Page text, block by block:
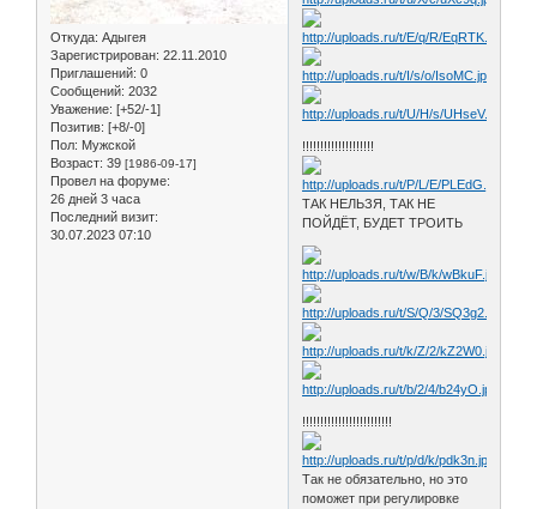
Откуда: Адыгея
Зарегистрирован: 22.11.2010
Приглашений: 0
Сообщений: 2032
Уважение: [+52/-1]
Позитив: [+8/-0]
Пол: Мужской
Возраст: 39 [1986-09-17]
Провел на форуме:
26 дней 3 часа
Последний визит:
30.07.2023 07:10
!!!!!!!!!!!!!!!!!!!!
ТАК НЕЛЬЗЯ, ТАК НЕ
ПОЙДЁТ, БУДЕТ ТРОИТЬ
!!!!!!!!!!!!!!!!!!!!!!!!!
Так не обязательно, но это
поможет при регулировке